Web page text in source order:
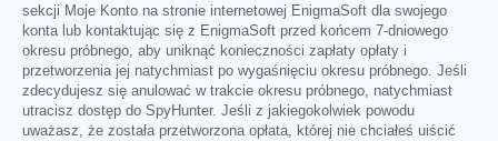
sekcji Moje Konto na stronie internetowej EnigmaSoft dla swojego
konta lub kontaktując się z EnigmaSoft przed końcem 7-dniowego
okresu próbnego, aby uniknąć konieczności zapłaty opłaty i
przetworzenia jej natychmiast po wygaśnięciu okresu próbnego. Jeśli
zdecydujesz się anulować w trakcie okresu próbnego, natychmiast
utracisz dostęp do SpyHunter. Jeśli z jakiegokolwiek powodu
uważasz, że została przetworzona opłata, której nie chciałeś uiścić